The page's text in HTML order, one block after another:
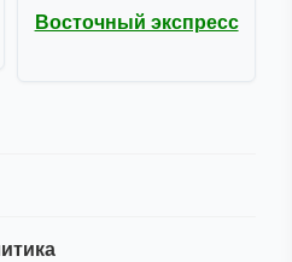
Восточный экспресс